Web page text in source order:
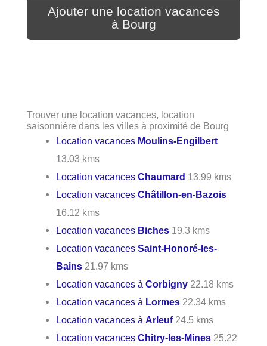
Ajouter une location vacances
à Bourg
Trouver une location vacances, location
saisonnière dans les villes à proximité de Bourg
Location vacances Moulins-Engilbert
13.03 kms
Location vacancesChaumard 13.99 kms
Location vacancesChâtillon-en-Bazois
16.12 kms
Location vacances Biches 19.3 kms
Location vacancesSaint-Honoré-les-
Bains 21.97 kms
Location vacances àCorbigny 22.18 kms
Location vacances à Lormes 22.34 kms
Location vacances àArleuf24.5 kms
Location vacancesChitry-les-Mines 25.22